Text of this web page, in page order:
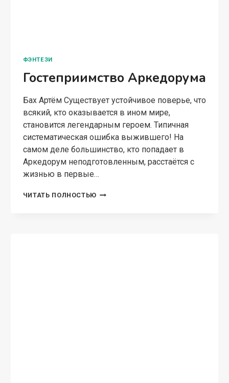
ФЭНТЕЗИ
Гостеприимство Аркедорума
Бах Артём Существует устойчивое поверье, что
всякий, кто оказывается в ином мире,
становится легендарным героем. Типичная
систематическая ошибка выжившего! На
самом деле большинство, кто попадает в
Аркедорум неподготовленным, расстаётся с
жизнью в первые…
ЧИТАТЬ ПОЛНОСТЬЮ ГОСТЕПРИИМСТВО